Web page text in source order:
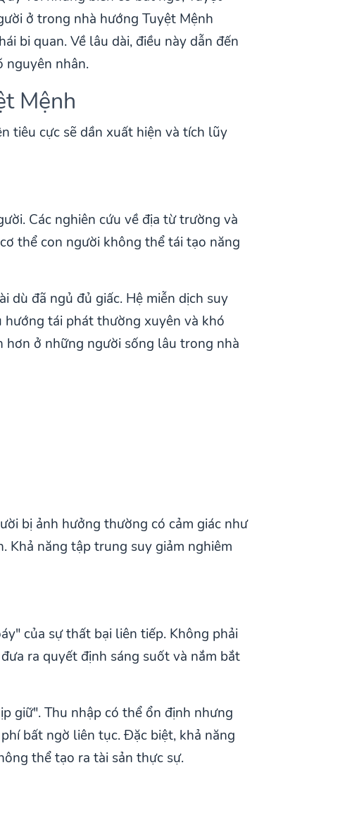
ở trong nhà hướng Tuyệt Mệnh
bi quan. Về lâu dài, điều này dẫn đến
nguyên nhân.
Mệnh
tiêu cực sẽ dần xuất hiện và tích lũy
Các nghiên cứu về địa từ trường và
thể con người không thể tái tạo năng
dù đã ngủ đủ giấc. Hệ miễn dịch suy
hướng tái phát thường xuyên và khó
hơn ở những người sống lâu trong nhà
bị ảnh hưởng thường có cảm giác như
Khả năng tập trung suy giảm nghiêm
của sự thất bại liên tiếp. Không phải
ra quyết định sáng suốt và nắm bắt
giữ". Thu nhập có thể ổn định nhưng
bất ngờ liên tục. Đặc biệt, khả năng
thể tạo ra tài sản thực sự.